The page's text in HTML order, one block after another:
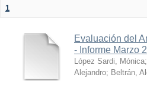
1
Evaluación del
- Informe Marzo
López Sardi, Mónica;
Alejandro; Beltrán,